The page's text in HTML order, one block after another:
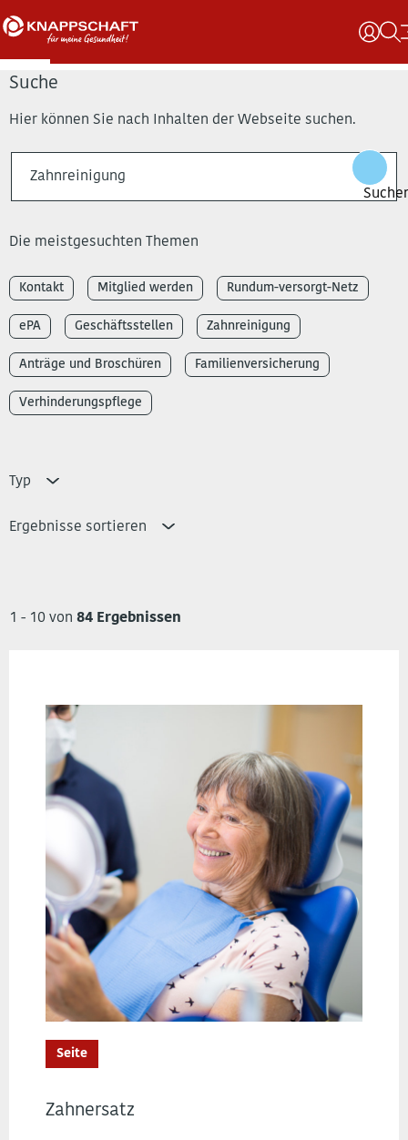
Suche
Hier können Sie nach Inhalten der Webseite suchen.
Die meistgesuchten Themen
Kontakt Mitglied werden Rundum-versorgt-Netz
ePA Geschäftsstellen Zahnreinigung
Anträge und Broschüren Familienversicherung
Verhinderungspflege
Typ
Ergebnisse sortieren
1 - 10 von 84 Ergebnissen
Seite
Zahnersatz